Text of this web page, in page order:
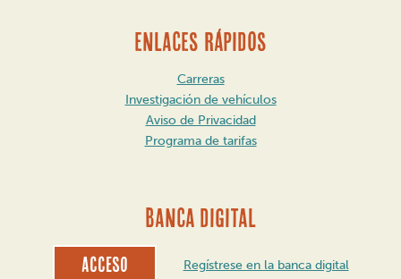
ENLACES RÁPIDOS
Carreras
Investigación de vehículos
Aviso de Privacidad
Programa de tarifas
BANCA DIGITAL
Acceso Regístrese en la banca digital